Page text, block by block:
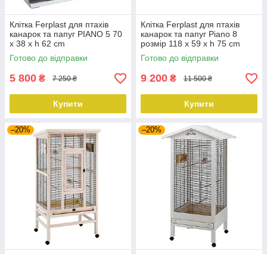
Клітка Ferplast для птахів
канарок та папуг PIANO 5 70
x 38 x h 62 cm
Готово до відправки
5 800 ₴ 7 250 ₴
Купити
Клітка Ferplast для птахів
канарок та папуг Piano 8
розмір 118 x 59 x h 75 cm
Готово до відправки
9 200 ₴ 11 500 ₴
Купити
–20% –20%